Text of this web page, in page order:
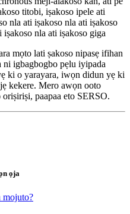
titobi, iṣakoso ipele ati
nla ati iṣakoso nla ati iṣakoso
nla ati iṣakoso giga
mọto lati ṣakoso nipasẹ ifihan
igbagbogbo pẹlu iyipada
ki o yarayara, iwọn didun yẹ ki
kekere. Mero awọn ooto
paapaa eto SERSO.
ọja